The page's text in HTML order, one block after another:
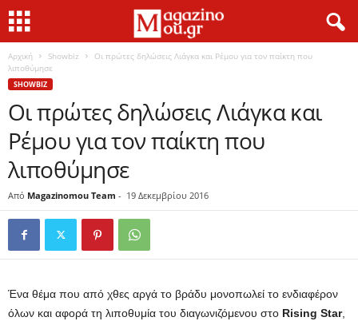
Αρχική Showbiz
Οι πρώτες δηλώσεις Λιάγκα και Ρέμου για τον παίκτη που
λιποθύμησε
SHOWBIZ
Οι πρώτες δηλώσεις Λιάγκα και
Ρέμου για τον παίκτη που
λιποθύμησε
Από Magazinomou Team - 19 Δεκεμβρίου 2016
Ένα θέμα που από χθες αργά το βράδυ μονοπωλεί το ενδιαφέρον
όλων και αφορά τη λιποθυμία του διαγωνιζόμενου στο Rising Star,